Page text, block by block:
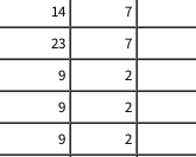
14
7
23
7
9
2
9
2
9
2